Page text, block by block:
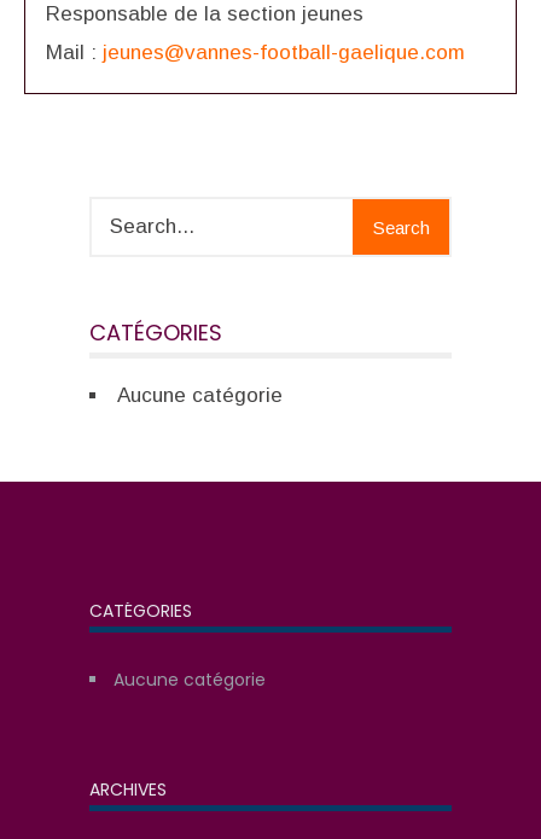
Responsable de la section jeunes
Mail : jeunes@vannes-football-gaelique.com
Search
CATÉGORIES
Aucune catégorie
CATÉGORIES
Aucune catégorie
ARCHIVES